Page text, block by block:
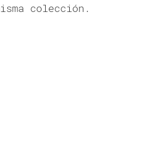
colección.